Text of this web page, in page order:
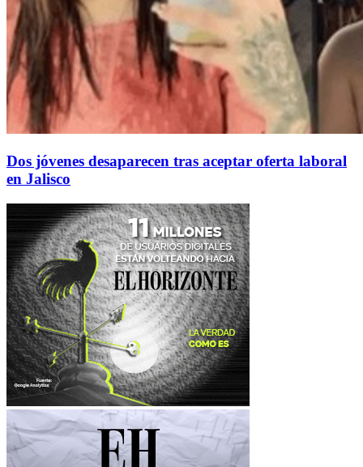
Dos jóvenes desaparecen tras aceptar oferta laboral
en Jalisco